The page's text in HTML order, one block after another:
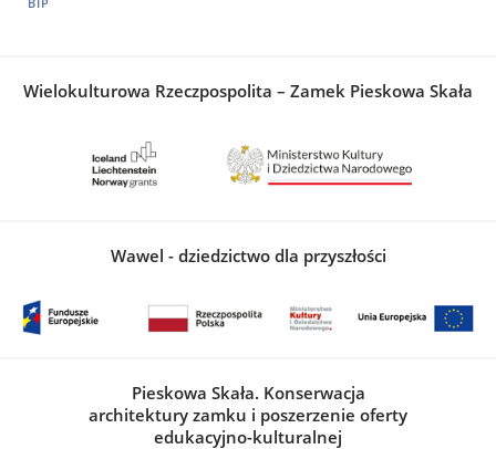
Wielokulturowa Rzeczpospolita – Zamek Pieskowa Skała
Wawel - dziedzictwo dla przyszłości
Pieskowa Skała. Konserwacja
architektury zamku i poszerzenie oferty
edukacyjno-kulturalnej